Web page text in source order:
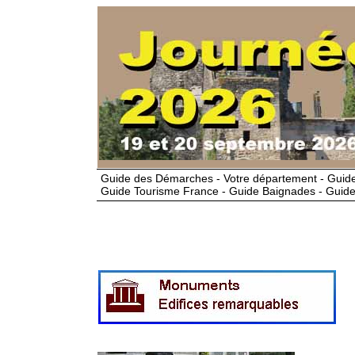
Guide des Démarches - Votre département -
Guide Tourisme France - Guide Baignades -